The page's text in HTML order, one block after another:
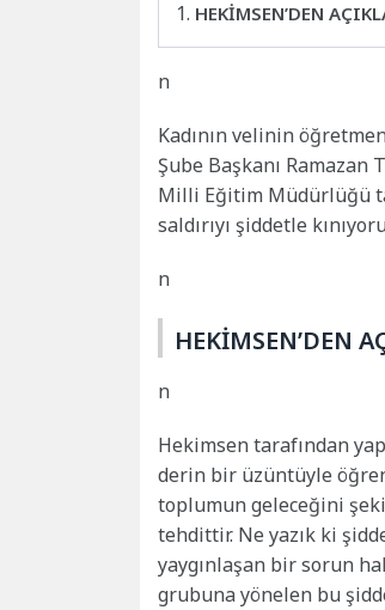
HEKİMSEN’DEN
n
Kadının velinin
Şube Başkanı Ramazan
Milli Eğitim Müdürlüğü
saldırıyı şiddetle
n
HEKİMSEN’DEN
n
Hekimsen tarafından
derin bir üzüntüyle
toplumun geleceğini
tehdittir. Ne yazık ki
yaygınlaşan bir sorun
grubuna yönelen bu